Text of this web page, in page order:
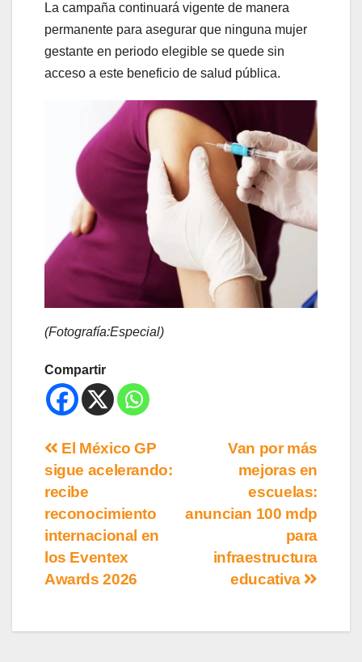
La campaña continuará vigente de manera
permanente para asegurar que ninguna mujer
gestante en periodo elegible se quede sin
acceso a este beneficio de salud pública.
(Fotografía:Especial)
Compartir
Van por más
mejoras en
escuelas:
anuncian 100 mdp
para
infraestructura
educativa
El México GP
sigue acelerando:
recibe
reconocimiento
internacional en
los Eventex
Awards 2026